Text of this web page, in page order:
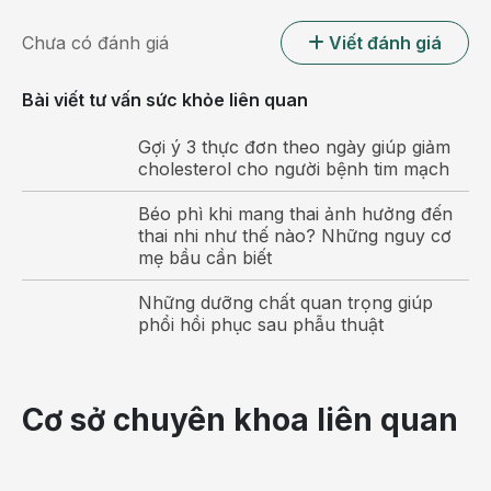
Nhồi máu cơ tim hoặc cơn đau thắt ngực không ổn
định xảy ra khi một trong các nhánh của động mạch
tính chất giống như cơn đau thắt ngực nhưng kéo dài
Chưa có đánh giá Viết đánh giá
Bài viết tư vấn sức khỏe liên quan
Gợi ý 3 thực đơn theo ngày giúp giảm
cholesterol cho người bệnh tim mạch
Béo phì khi mang thai ảnh hưởng đến
thai nhi như thế nào? Những nguy cơ
mẹ bầu cần biết
Những dưỡng chất quan trọng giúp
phổi hồi phục sau phẫu thuật
Cơ sở chuyên khoa liên quan